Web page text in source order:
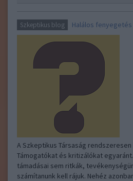
Szkeptikus blog Halálos fenyegetés
A Szkeptikus Társaság
Támogatókat és kritizálókat
támadásai sem ritkák,
számítanunk kell rájuk. Nehéz